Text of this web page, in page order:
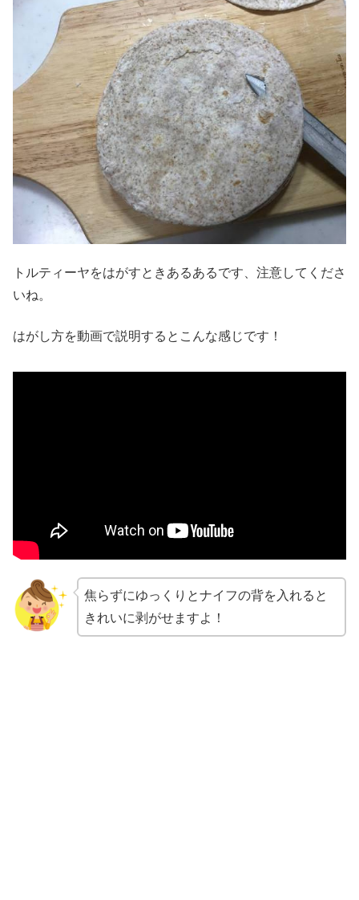
トルティーヤをはがすときあるあるです、注意してくださ
いね。
はがし方を動画で説明するとこんな感じです！
焦らずにゆっくりとナイフの背を入れると
きれいに剥がせますよ！